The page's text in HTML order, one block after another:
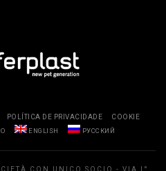
POLÍTICA DE PRIVACIDADE
COOKIE
ENGLISH РУССКИЙ